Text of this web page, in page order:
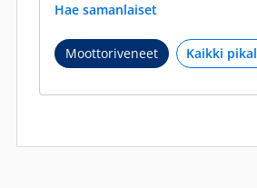
Hae samanlaiset
Moottoriveneet